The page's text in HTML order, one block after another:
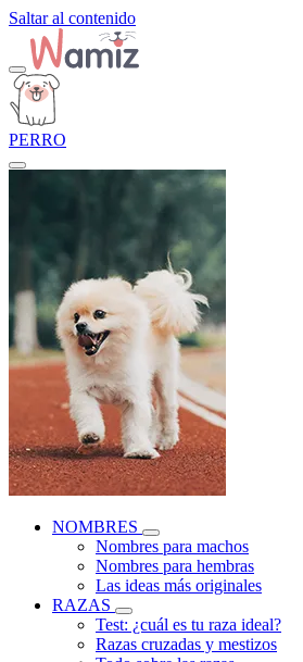
Saltar al contenido
PERRO
NOMBRES
Nombres para machos
Nombres para hembras
Las ideas más originales
RAZAS
Test: ¿cuál es tu raza ideal?
Razas cruzadas y mestizos